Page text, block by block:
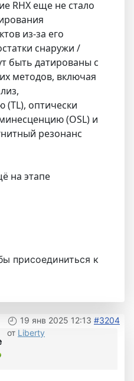
RHX еще не стало
из-за его
снаружи /
быть датированы с
методов, включая
оптически
(OSL) и
резонанс
на этапе
присоединиться к
19 янв 2025 12:13 #3204
от Liberty